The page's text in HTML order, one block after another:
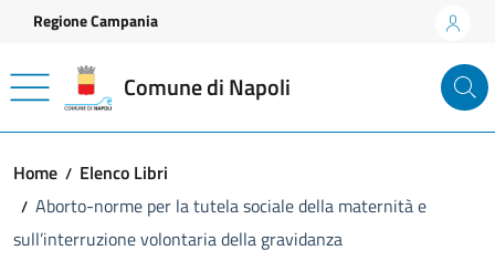
Vai ai contenuti
Vai al footer
Regione Campania
Comune di Napoli
Home
Elenco Libri
Aborto-norme per la tutela sociale della maternità e
sull’interruzione volontaria della gravidanza